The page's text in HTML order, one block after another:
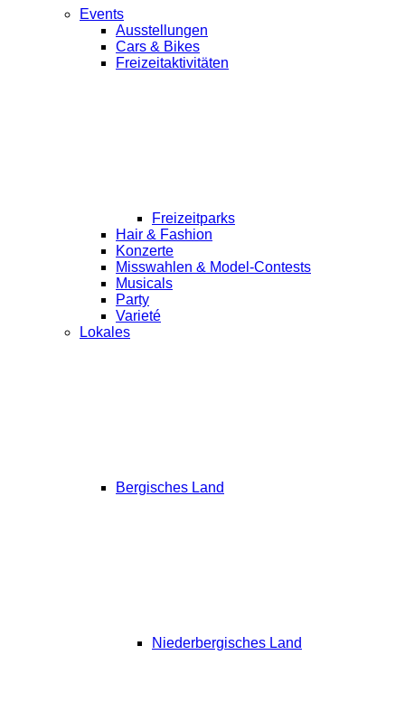
Events
Ausstellungen
Cars & Bikes
Freizeitaktivitäten
Freizeitparks
Hair & Fashion
Konzerte
Misswahlen & Model-Contests
Musicals
Party
Varieté
Lokales
Bergisches Land
Niederbergisches Land